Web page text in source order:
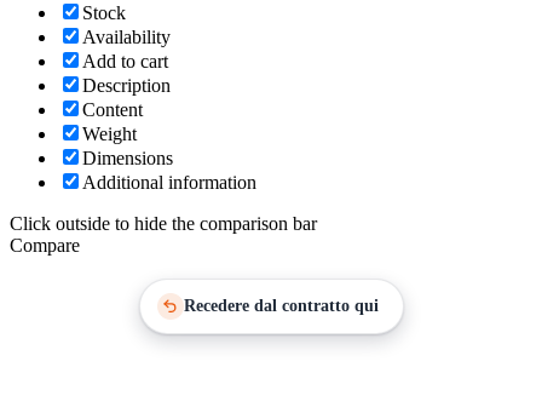
Stock
Availability
Add to cart
Description
Content
Weight
Dimensions
Additional information
Click outside to hide the comparison bar
Compare
Recedere dal contratto qui